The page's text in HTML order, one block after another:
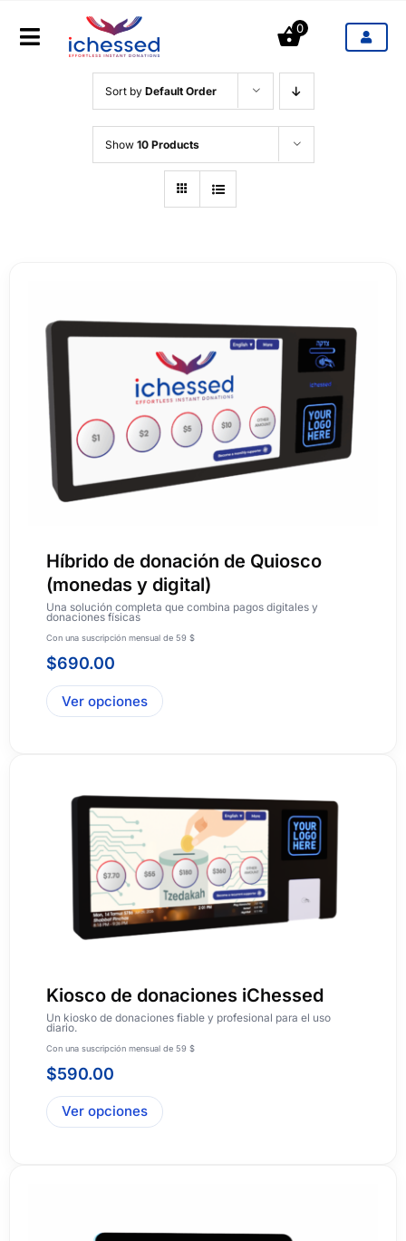
contenido
Toggle
Navigation
0
Sort by Default Order
Show 10 Products
Híbrido de donación de Quiosco
(monedas y digital)
Una solución completa que combina pagos digitales y
donaciones físicas
Con una suscripción mensual de 59 $
$690.00
Ver opciones
Kiosco de donaciones iChessed
Un kiosko de donaciones fiable y profesional para el uso
diario.
Con una suscripción mensual de 59 $
$590.00
Ver opciones